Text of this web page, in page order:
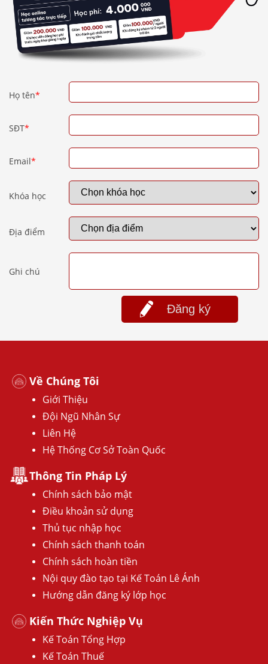
Họ tên*
SĐT*
Email*
Khóa học
Địa điểm
Ghi chú
Đăng ký
Về Chúng Tôi
Giới Thiệu
Đội Ngũ Nhân Sự
Liên Hệ
Hệ Thống Cơ Sở Toàn Quốc
Thông Tin Pháp Lý
Chính sách bảo mật
Điều khoản sử dụng
Thủ tục nhập học
Chính sách thanh toán
Chính sách hoàn tiền
Nội quy đào tạo tại Kế Toán Lê Ánh
Hướng dẫn đăng ký lớp học
Kiến Thức Nghiệp Vụ
Kế Toán Tổng Hợp
Kế Toán Thuế